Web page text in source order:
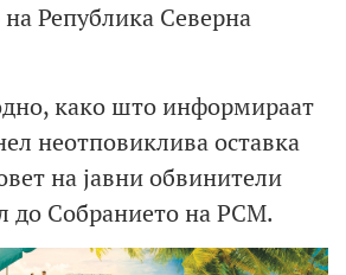
Република Северна
како што информираат
неотповиклива оставка
на јавни обвинители
до Собранието на РСМ.